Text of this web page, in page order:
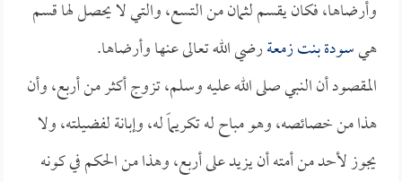
وأرضاها، فكان يقسم لثمان من التسع، والتي لا يحصل لها قسم
هيسودة بنت زمعةرضي الله تعالى عنها وأرضاها.
المقصود أن النبي صلى الله عليه وسلم، تزوج أكثر من أربع، وأن
هذا من خصائصه، وهو مباح له تكريماً له، وإبانة لفضيلته، ولا
يجوز لأحد من أمته أن يزيد على أربع، وهذا من الحكم في كونه